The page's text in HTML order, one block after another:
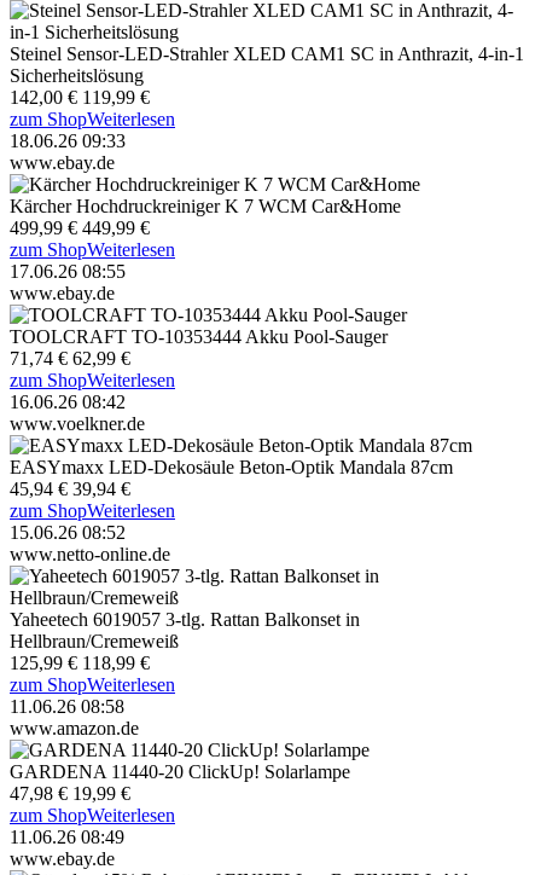
Steinel Sensor-LED-Strahler XLED CAM1 SC in Anthrazit, 4-in-1
Sicherheitslösung
142,00 € 119,99 €
zum ShopWeiterlesen
18.06.26 09:33
www.ebay.de
Kärcher Hochdruckreiniger K 7 WCM Car&Home
499,99 € 449,99 €
zum ShopWeiterlesen
17.06.26 08:55
www.ebay.de
TOOLCRAFT TO-10353444 Akku Pool-Sauger
71,74 € 62,99 €
zum ShopWeiterlesen
16.06.26 08:42
www.voelkner.de
EASYmaxx LED-Dekosäule Beton-Optik Mandala 87cm
45,94 € 39,94 €
zum ShopWeiterlesen
15.06.26 08:52
www.netto-online.de
Yaheetech 6019057 3-tlg. Rattan Balkonset in
Hellbraun/Cremeweiß
125,99 € 118,99 €
zum ShopWeiterlesen
11.06.26 08:58
www.amazon.de
GARDENA 11440-20 ClickUp! Solarlampe
47,98 € 19,99 €
zum ShopWeiterlesen
11.06.26 08:49
www.ebay.de